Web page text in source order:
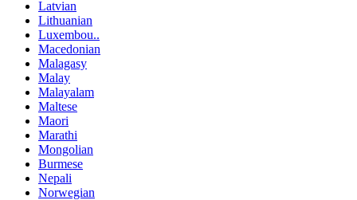
Latvian
Lithuanian
Luxembou..
Macedonian
Malagasy
Malay
Malayalam
Maltese
Maori
Marathi
Mongolian
Burmese
Nepali
Norwegian